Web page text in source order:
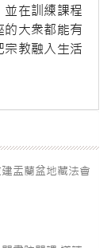
在訓練課程
的大衆都能有
教融入生活
盂蘭盆地藏法會